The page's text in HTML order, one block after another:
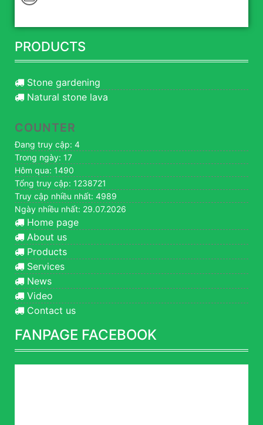
PRODUCTS
Stone gardening
Natural stone lava
COUNTER
Đang truy cập: 4
Trong ngày: 17
Hôm qua: 1490
Tổng truy cập: 1238721
Truy cập nhiều nhất: 4989
Ngày nhiều nhất: 29.07.2026
Home page
About us
Products
Services
News
Video
Contact us
FANPAGE FACEBOOK